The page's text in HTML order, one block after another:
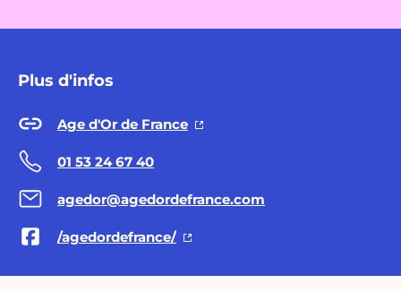
Plus d'infos
Age d'Or de France
01 53 24 67 40
agedor@agedordefrance.com
/agedordefrance/